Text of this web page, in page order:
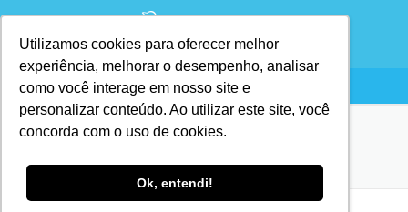
Utilizamos cookies para oferecer melhor
experiência, melhorar o desempenho, analisar
como você interage em nosso site e
personalizar conteúdo. Ao utilizar este site, você
concorda com o uso de cookies.
Ok, entendi!